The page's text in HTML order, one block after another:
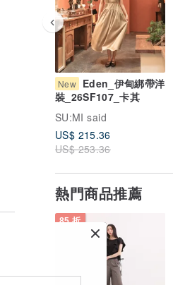
New Eden_伊甸綁帶洋
裝_26SF107_卡其
SU:MI said
US$ 215.36
US$ 253.36
熱門商品推薦
85 折